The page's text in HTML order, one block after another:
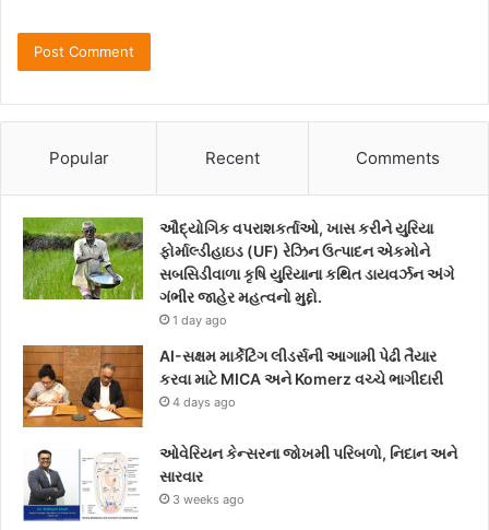
Popular Recent Comments
ઔદ્યોગિક વપરાશકર્તાઓ, ખાસ કરીને યુરિયા
ફોર્માલ્ડીહાઇડ (UF) રેઝિન ઉત્પાદન એકમોને
સબસિડીવાળા કૃષિ યુરિયાના કથિત ડાયવર્ઝન અંગે
ગંભીર જાહેર મહત્વનો મુદ્દો.
1 day ago
AI-સક્ષમ માર્કેટિંગ લીડર્સની આગામી પેઢી તૈયાર
કરવા માટે MICA અને Komerz વચ્ચે ભાગીદારી
4 days ago
ઓવેરિયન કેન્સરના જોખમી પરિબળો, નિદાન અને
સારવાર
3 weeks ago